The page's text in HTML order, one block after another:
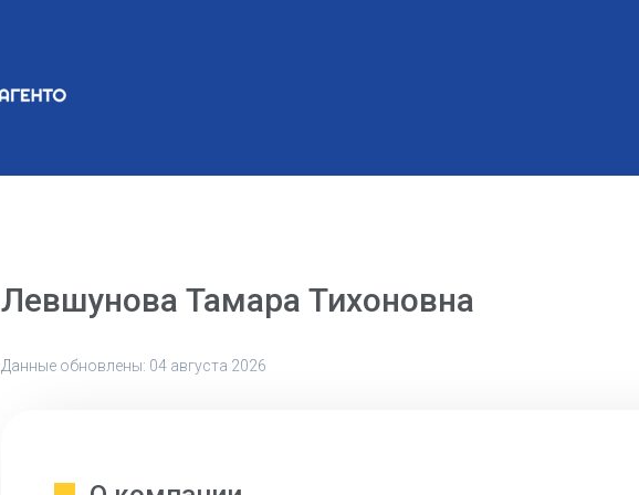
Левшунова Тамара Тихоновна
Данные обновлены: 04 августа 2026